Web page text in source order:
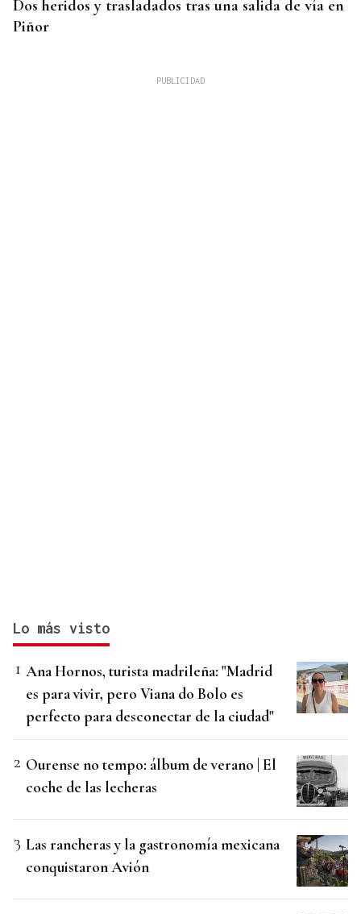
Dos heridos y trasladados tras una salida de vía en
Piñor
Lo más visto
Ana Hornos, turista madrileña: "Madrid
es para vivir, pero Viana do Bolo es
perfecto para desconectar de la ciudad"
Ourense no tempo: álbum de verano | El
coche de las lecheras
Las rancheras y la gastronomía mexicana
conquistaron Avión